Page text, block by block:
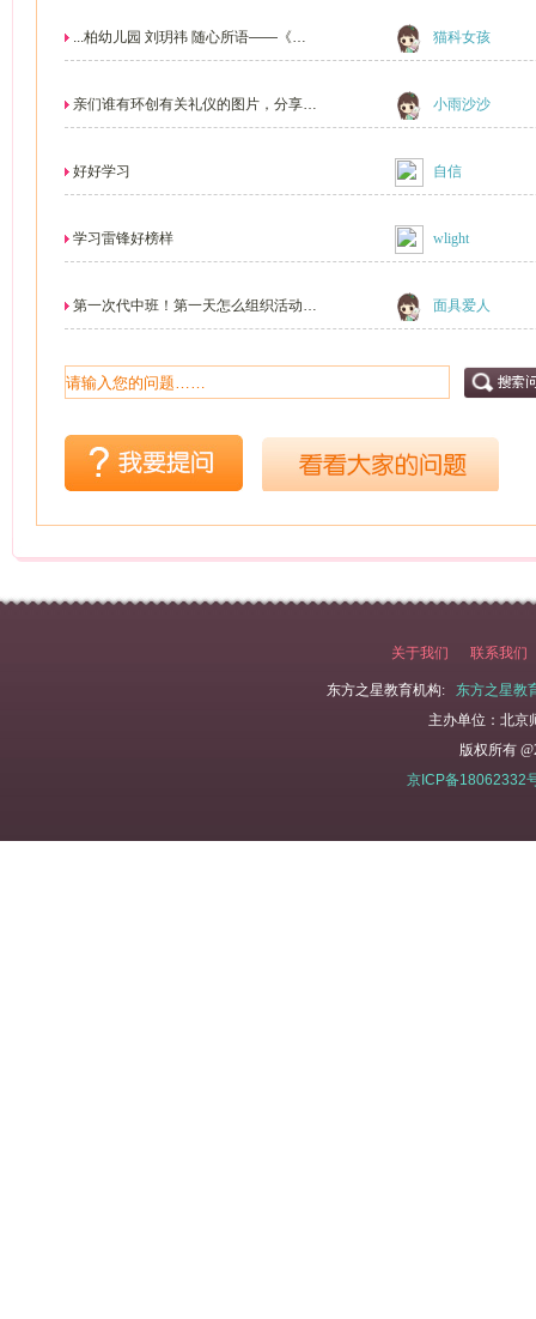
...柏幼儿园 刘玥祎 随心所语——《奖 猫科女孩
亲们谁有环创有关礼仪的图片，分享一 小雨沙沙
好好学习 自信
学习雷锋好榜样 wlight
第一次代中班！第一天怎么组织活动！ 面具爱人
关于我们 联系我们
东方之星教育机构:
东方之星教
主办单位：北京
版权所有
京ICP备18062332